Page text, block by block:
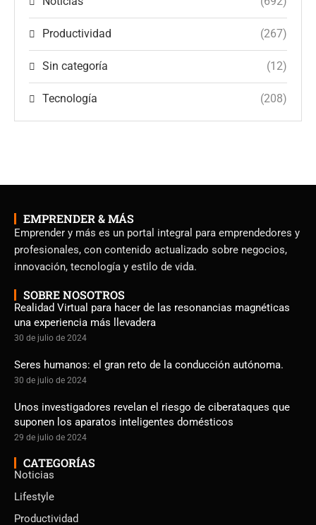
Productividad (267)
Sin categoría (12)
Tecnología (208)
EMPRENDER & MÁS
Emprender y más es un portal integral para emprendedores y
profesionales, con contenido actualizado sobre negocios,
innovación, tecnología y estilo de vida.
SOBRE NOSOTROS
Realidad Virtual para hacer de las resonancias magnéticas
una experiencia más llevadera
30 de julio de 2024
Seres humanos: el gran reto de la conducción autónoma.
30 de julio de 2024
Unos investigadores revelan el riesgo de ciberataques que
suponen los aparatos inteligentes domésticos
29 de julio de 2024
CATEGORÍAS
Noticias
Lifestyle
Productividad